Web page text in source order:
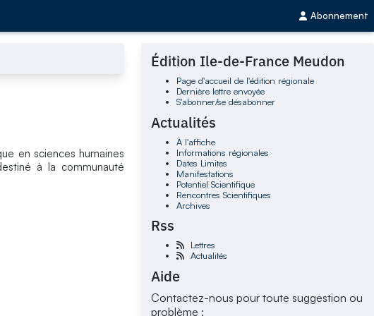
Abonnement
en sciences humaines
à la communauté
Édition Ile-de-France Meudon
Page d'accueil de l'édition régionale
Dernière lettre envoyée
S'abonner/se désabonner
Actualités
À l'affiche
Informations régionales
Dates Limites
Manifestations
Potentiel Scientifique
Rencontres Scientifiques
Archives
Rss
Lettres
Actualités
Aide
Contactez-nous pour toute suggestion ou
problème :